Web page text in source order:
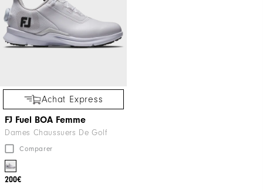
Achat Express
FJ Fuel BOA Femme
Dames Chaussuers De Golf
Comparer
200€